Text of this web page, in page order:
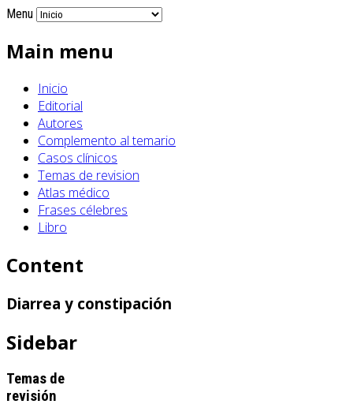
Menu
Main menu
Inicio
Editorial
Autores
Complemento al temario
Casos clínicos
Temas de revision
Atlas médico
Frases célebres
Libro
Content
Diarrea y constipación
Sidebar
Temas de
revisión